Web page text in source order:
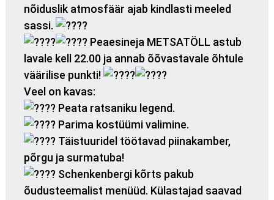
nõiduslik atmosfäär ajab kindlasti meeled
sassi.
Peaesineja METSATÖLL astub
lavale kell 22.00 ja annab õõvastavale õhtule
väärilise punkti!
Veel on kavas:
Peata ratsaniku legend.
Parima kostüümi valimine.
Täistuuridel töötavad piinakamber,
põrgu ja surmatuba!
Schenkenbergi kõrts pakub
õudusteemalist menüüd. Külastajad saavad